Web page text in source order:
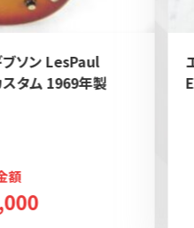
ソン LesPaul
タム 1969年製
額